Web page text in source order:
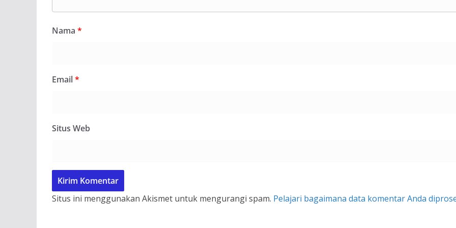
Nama *
Email*
Situs Web
Situs ini menggunakan Akismet untuk mengurangi spam. Pelajari bagaimana data komentar Anda